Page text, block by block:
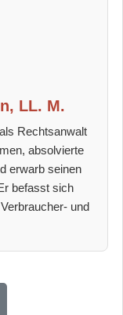
LL. M.
Rechtsanwalt
absolvierte
erwarb seinen
befasst sich
und